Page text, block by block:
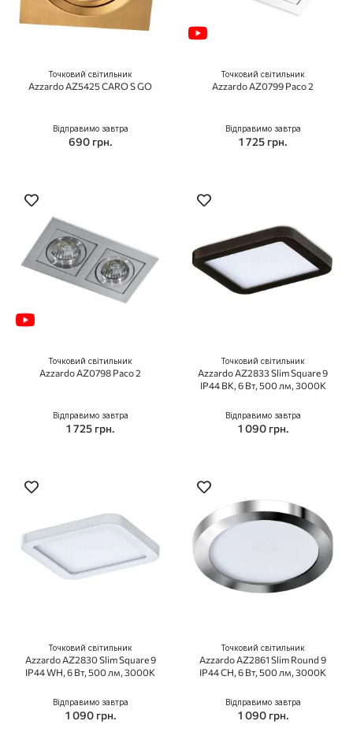
Точковий світильник
Azzardo AZ5425 CARO S GO
Відправимо завтра
690 грн.
Точковий світильник
Azzardo AZ0799 Paco 2
Відправимо завтра
1 725 грн.
Точковий світильник
Azzardo AZ0798 Paco 2
Відправимо завтра
1 725 грн.
Точковий світильник
Azzardo AZ2833 Slim Square 9
IP44 BK, 6 Вт, 500 лм, 3000K
Відправимо завтра
1 090 грн.
Точковий світильник
Azzardo AZ2830 Slim Square 9
IP44 WH, 6 Вт, 500 лм, 3000K
Відправимо завтра
1 090 грн.
Точковий світильник
Azzardo AZ2861 Slim Round 9
IP44 CH, 6 Вт, 500 лм, 3000K
Відправимо завтра
1 090 грн.